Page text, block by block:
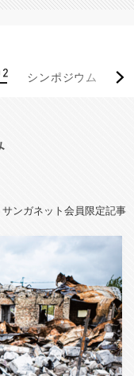
シンポジウム
サンガネット会員限定記事